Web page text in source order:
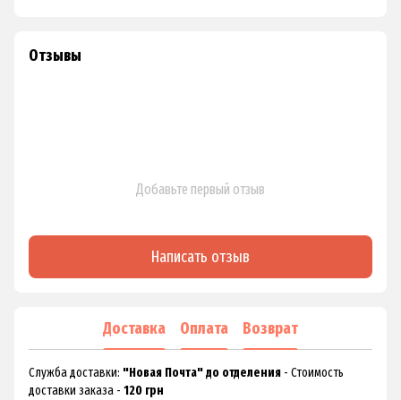
Отзывы
Добавьте первый отзыв
Написать отзыв
Доставка Оплата Возврат
Служба доставки: "Новая Почта" до отделения - Стоимость
доставки заказа - 120 грн